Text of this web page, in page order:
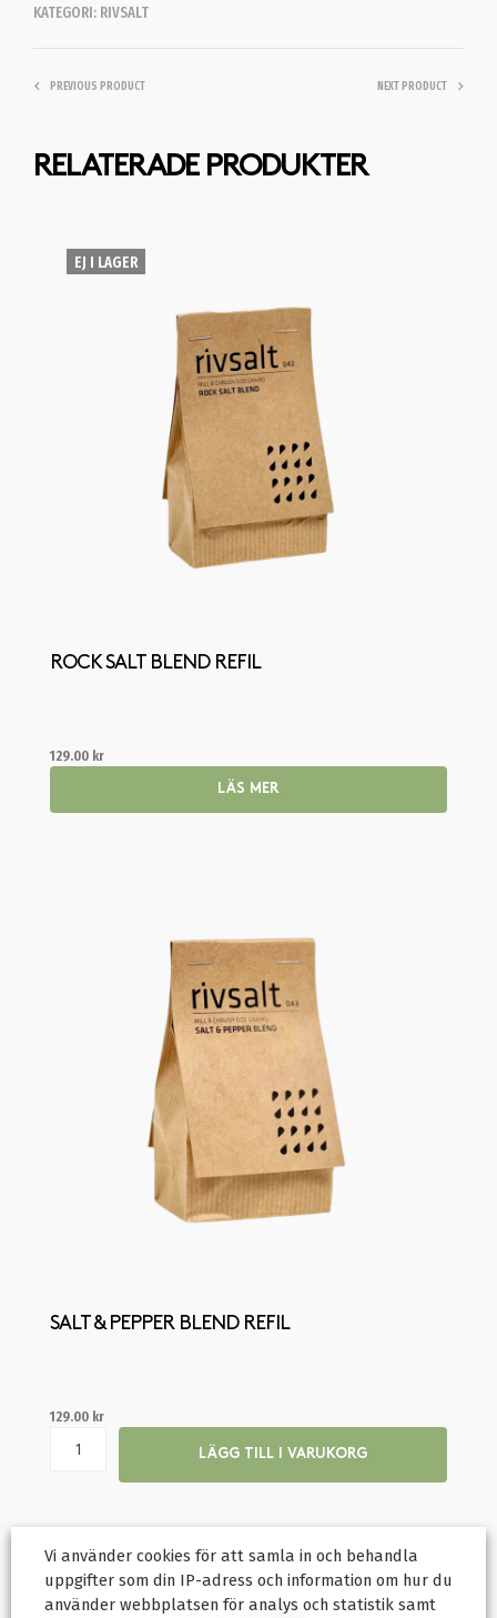
KATEGORI: RIVSALT
PREVIOUS PRODUCT NEXT PRODUCT
RELATERADE PRODUKTER
EJ I LAGER
ROCK SALT BLEND REFIL
129.00 kr
LÄS MER
SALT & PEPPER BLEND REFIL
129.00 kr
LÄGG TILL I VARUKORG
Vi använder cookies för att samla in och behandla
uppgifter som din IP-adress och information om hur du
använder webbplatsen för analys och statistik samt